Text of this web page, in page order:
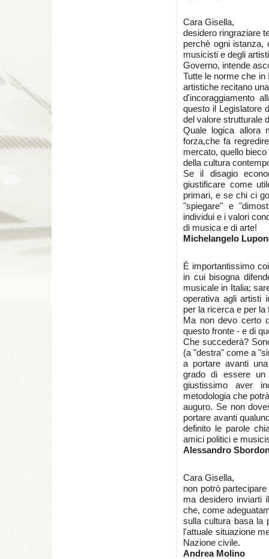
Cara Gisella,
desidero ringraziare
perchè ogni istanza,
musicisti e degli
Governo, intende
Tutte le norme che in
artistiche recitano
d'incoraggiamento
questo il Legislatore
del valore strutturale
Quale logica allora
forza,che fa
mercato, quello
della cultura
Se il disagio
giustificare come
primari, e se chi ci
"spiegare" e
individui e i valori
di musica e di arte!
Michelangelo
È importantissimo
in cui bisogna
musicale in Italia;
operativa agli artisti
per la ricerca e per la
Ma non devo certo
questo fronte - e di
Che succederà?
(a "destra" come a
a portare avanti
grado di essere
giustissimo aver
metodologia che
auguro. Se non
portare avanti
definito le parole
amici politici e
Alessandro
Cara Gisella,
non potrò
ma desidero inviarti
che, come
sulla cultura basa la
l'attuale situazione
Nazione civile.
Andrea Molino